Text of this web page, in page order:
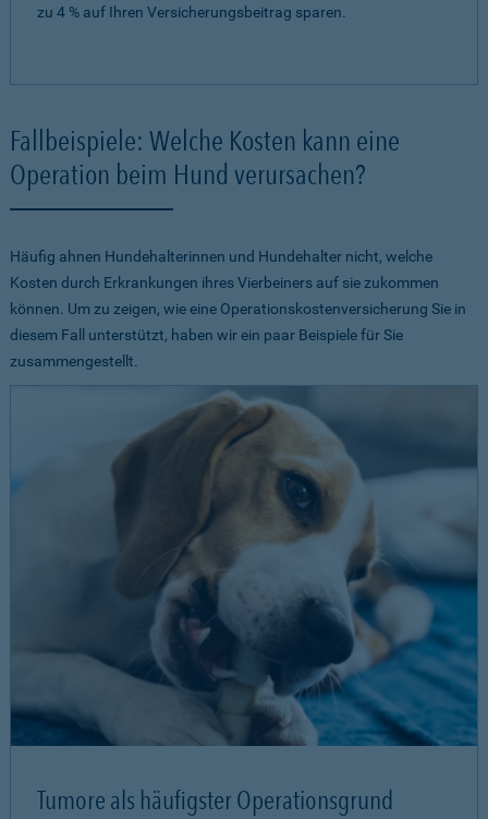
zu 4 % auf Ihren Versicherungsbeitrag sparen.
Fallbeispiele: Welche Kosten kann eine
Operation beim Hund verursachen?
Häufig ahnen Hundehalterinnen und Hundehalter nicht, welche
Kosten durch Erkrankungen ihres Vierbeiners auf sie zukommen
können. Um zu zeigen, wie eine Operationskostenversicherung Sie in
diesem Fall unterstützt, haben wir ein paar Beispiele für Sie
zusammengestellt.
Tumore als häufigster Operationsgrund